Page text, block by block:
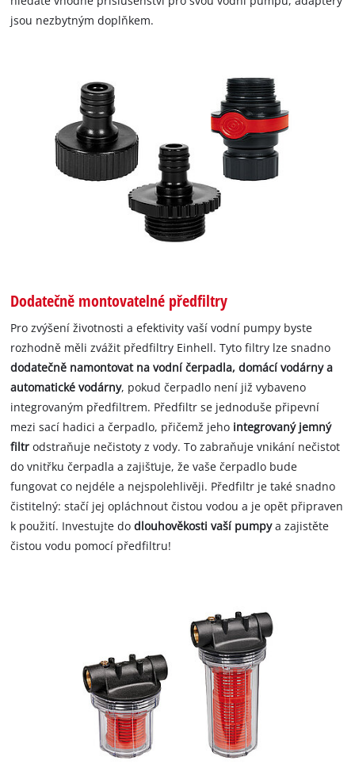
jsou nezbytným doplňkem.
Dodatečně montovatelné předfiltry
Pro zvýšení životnosti a efektivity vaší vodní pumpy byste
rozhodně měli zvážit předfiltry Einhell. Tyto filtry lze snadno
dodatečně namontovat na vodní čerpadla, domácí vodárny a
automatické vodárny, pokud čerpadlo není již vybaveno
integrovaným předfiltrem. Předfiltr se jednoduše připevní
mezi sací hadici a čerpadlo, přičemž jeho integrovaný jemný
filtr odstraňuje nečistoty z vody. To zabraňuje vnikání nečistot
do vnitřku čerpadla a zajišťuje, že vaše čerpadlo bude
fungovat co nejdéle a nejspolehlivěji. Předfiltr je také snadno
čistitelný: stačí jej opláchnout čistou vodou a je opět připraven
k použití. Investujte dodlouhověkosti vaší pumpya zajistěte
čistou vodu pomocí předfiltru!